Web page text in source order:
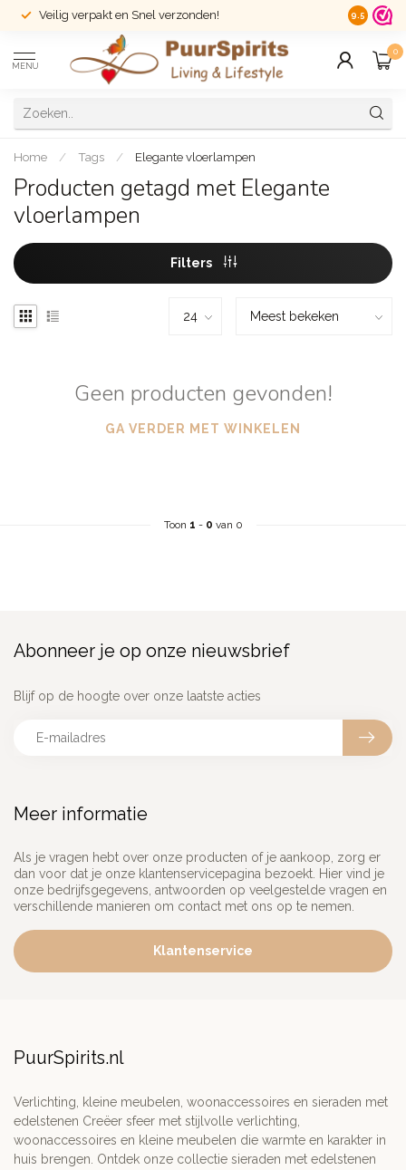
Veilig verpakt en Snel verzonden! 14 dagen
9.5
MENU
0
Home / Tags / Elegante vloerlampen
Producten getagd met Elegante
vloerlampen
Filters
Geen producten gevonden!
GA VERDER MET WINKELEN
Toon 1 - 0 van 0
Meer informatie
Als je vragen hebt over onze producten of je aankoop, zorg er
dan voor dat je onze klantenservicepagina bezoekt. Hier vind je
onze bedrijfsgegevens, antwoorden op veelgestelde vragen en
verschillende manieren om contact met ons op te nemen.
Klantenservice
Abonneer je op onze nieuwsbrief
Blijf op de hoogte over onze laatste acties
PuurSpirits.nl
Verlichting, kleine meubelen, woonaccessoires en sieraden met
edelstenen Creëer sfeer met stijlvolle verlichting,
woonaccessoires en kleine meubelen die warmte en karakter in
huis brengen. Ontdek onze collectie sieraden met edelstenen